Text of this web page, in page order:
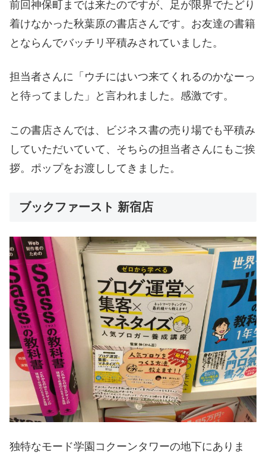
前回神保町までは来たのですが、足が限界でたどり
着けなかった秋葉原の書店さんです。お友達の書籍
とならんでバッチリ平積みされていました。
担当者さんに「ウチにはいつ来てくれるのかなーっ
と待ってました」と言われました。感激です。
この書店さんでは、ビジネス書の売り場でも平積み
していただいていて、そちらの担当者さんにもご挨
拶。ポップをお渡ししてきました。
ブックファースト 新宿店
独特なモード学園コクーンタワーの地下にありま